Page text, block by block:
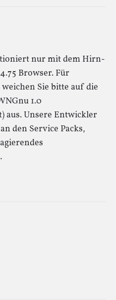
nur mit dem Hirn-
Browser. Für
Sie bitte auf die
1.0
aus. Unsere Entwickler
den Service Packs,